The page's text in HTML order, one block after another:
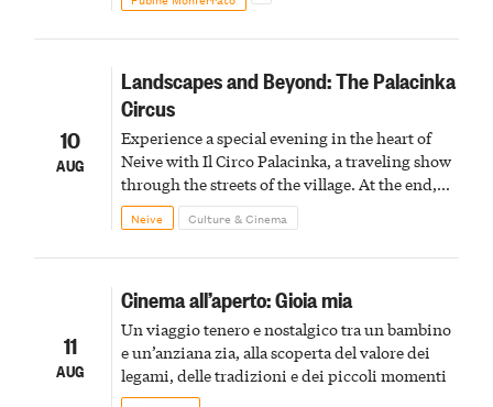
10
AUG
Landscapes and Beyond: The Palacinka
Circus
Experience a special evening in the heart of
Neive with Il Circo Palacinka, a traveling show
through the streets of the village. At the end,
Cascina Fonda Winery will offer a tasting of
two sparkling wines.
Neive Culture & Cinema
11
AUG
Cinema all’aperto: Gioia mia
Un viaggio tenero e nostalgico tra un bambino
e un’anziana zia, alla scoperta del valore dei
legami, delle tradizioni e dei piccoli momenti